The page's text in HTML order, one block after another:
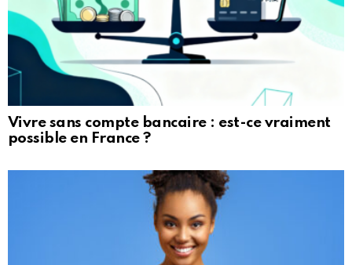
Vivre sans compte bancaire : est-ce vraiment
possible en France ?